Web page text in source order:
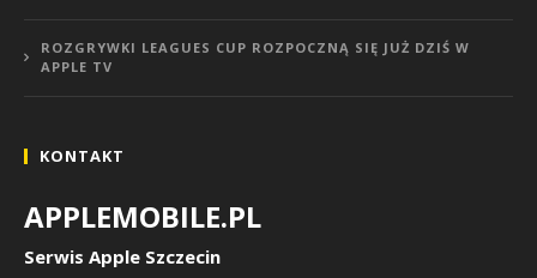
ROZGRYWKI LEAGUES CUP ROZPOCZNĄ SIĘ JUŻ DZIŚ W
APPLE TV
KONTAKT
APPLEMOBILE.PL
Serwis Apple Szczecin